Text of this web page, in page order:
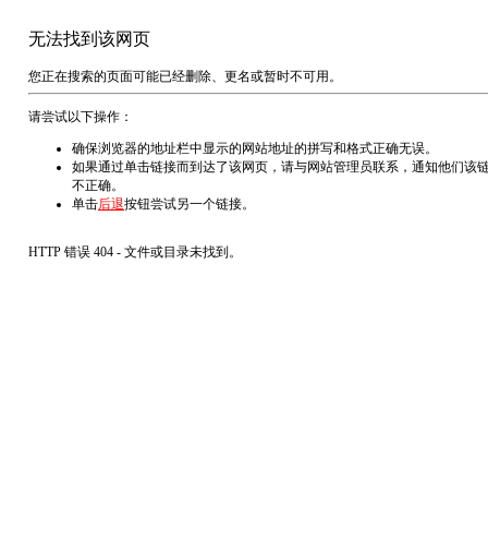
无法找到该网页
您正在搜索的页面可能已经删除、更名或暂时不可用。
请尝试以下操作：
确保浏览器的地址栏中显示的网站地址的拼写和格式正确无误。
如果通过单击链接而到达了该网页，请与网站管理员联系，通知他们该
不正确。
单击后退按钮尝试另一个链接。
HTTP 错误 404 - 文件或目录未找到。